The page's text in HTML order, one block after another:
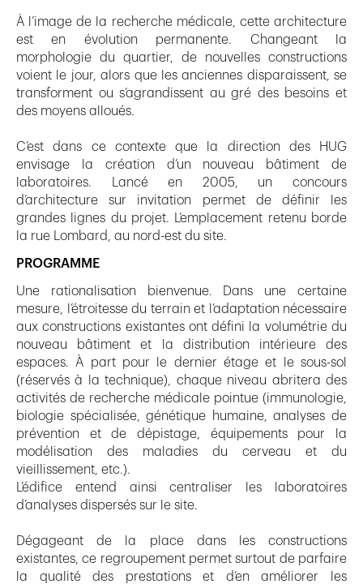
À l’image de la recherche médicale, cette architecture
est en évolution permanente. Changeant la
morphologie du quartier, de nouvelles constructions
voient le jour, alors que les anciennes disparaissent, se
transforment ou s’agrandissent au gré des besoins et
des moyens alloués.
C’est dans ce contexte que la direction des HUG
envisage la création d’un nouveau bâtiment de
laboratoires. Lancé en 2005, un concours
d’architecture sur invitation permet de définir les
grandes lignes du projet. L’emplacement retenu borde
la rue Lombard, au nord-est du site.
PROGRAMME
Une rationalisation bienvenue. Dans une certaine
mesure, l’étroitesse du terrain et l’adaptation nécessaire
aux constructions existantes ont défini la volumétrie du
nouveau bâtiment et la distribution intérieure des
espaces. À part pour le dernier étage et le sous-sol
(réservés à la technique), chaque niveau abritera des
activités de recherche médicale pointue (immunologie,
biologie spécialisée, génétique humaine, analyses de
prévention et de dépistage, équipements pour la
modélisation des maladies du cerveau et du
vieillissement, etc.).
L’édifice entend ainsi centraliser les laboratoires
d’analyses dispersés sur le site.
Dégageant de la place dans les constructions
existantes, ce regroupement permet surtout de parfaire
la qualité des prestations et d’en améliorer les